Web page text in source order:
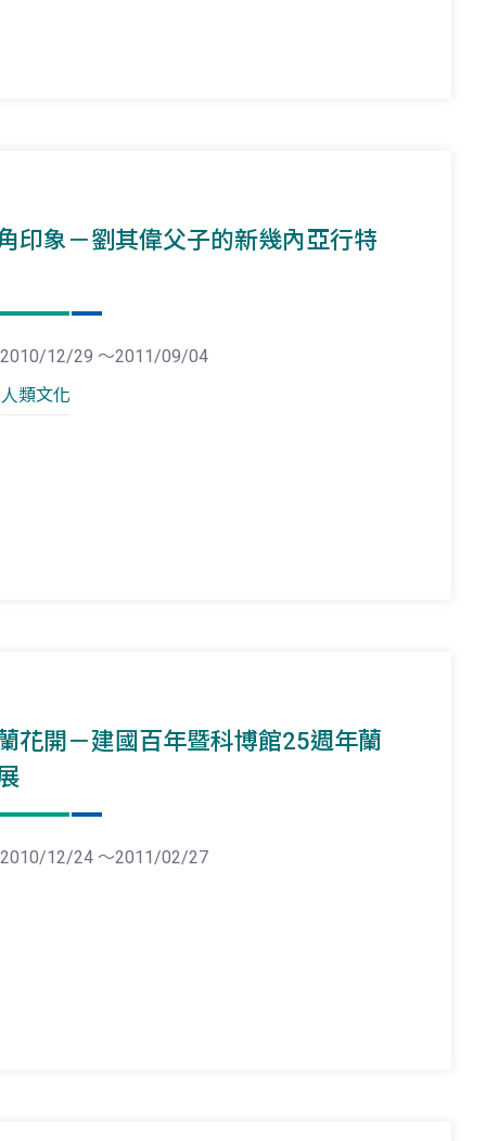
印象－劉其偉父子的新幾內亞行特
12/29 ～2011/09/04
人類文化
花開－建國百年暨科博館25週年蘭
12/24 ～2011/02/27